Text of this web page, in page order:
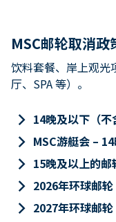
MSC邮轮取消政
饮料套餐、岸上观光
厅、SPA 等）。
keyboard_arrow_right 14晚及以下（不
keyboard_arrow_right MSC游艇会 –
keyboard_arrow_right 15晚及以上的邮
keyboard_arrow_right 2026年环球邮轮
keyboard_arrow_right 2027年环球邮轮